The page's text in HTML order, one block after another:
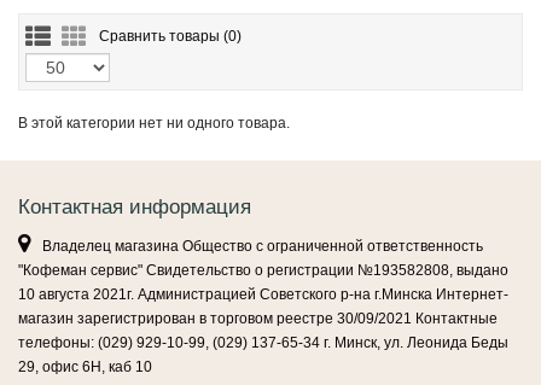
Сравнить товары (0)
В этой категории нет ни одного товара.
Контактная информация
Владелец магазина Общество с ограниченной ответственность
"Кофеман сервис" Свидетельство о регистрации №193582808, выдано
10 августа 2021г. Администрацией Советского р-на г.Минска Интернет-
магазин зарегистрирован в торговом реестре 30/09/2021 Контактные
телефоны: (029) 929-10-99, (029) 137-65-34 г. Минск, ул. Леонида Беды
29, офис 6Н, каб 10